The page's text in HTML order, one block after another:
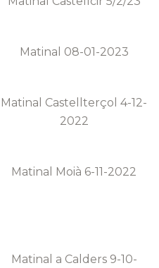
Matinal 08-01-2023
Matinal Castellterçol 4-12-
2022
Matinal Moià 6-11-2022
Matinal a Calders 9-10-